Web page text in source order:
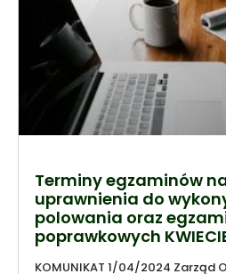
Terminy egzaminów
uprawnienia do
polowania oraz
poprawkowych
KOMUNIKAT 1/04/2024 Zarząd